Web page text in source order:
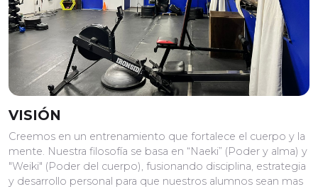
VISIÓN
Creemos en un entrenamiento que fortalece el cuerpo y la
mente. Nuestra filosofía se basa en “Naeki” (Poder y alma) y
"Weiki" (Poder del cuerpo), fusionando disciplina, estrategia
y desarrollo personal para que nuestros alumnos sean mas